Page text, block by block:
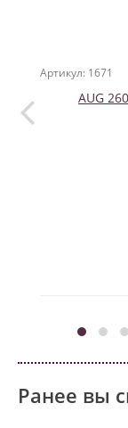
Артикул: 1671
AUG
Ранее вы